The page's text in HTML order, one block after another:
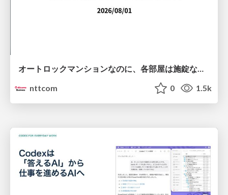
オートロックマンションなのに、各部屋は施錠なし！？ 攻撃者が組織内ネットワークで大暴れする理由 / The Front Door Is Locked, but the Rooms Are Wide Open: Why Attackers Move Freely Inside Enterprise Networks
nttcom
0 1.5k